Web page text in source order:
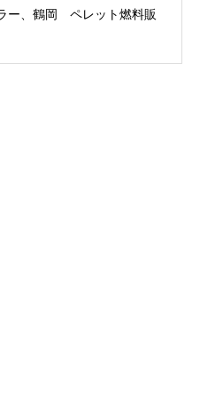
ー、鶴岡 ペレット燃料販